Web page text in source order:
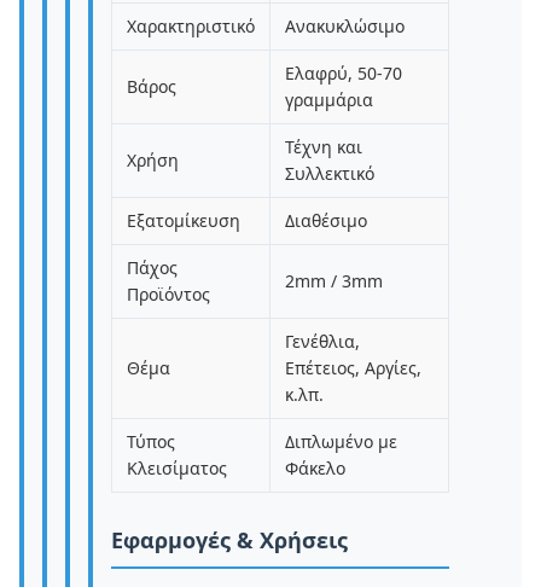
Χαρακτηριστικό Ανακυκλώσιμο
Βάρος
Ελαφρύ, 50-70
γραμμάρια
Χρήση
Τέχνη και
Συλλεκτικό
Εξατομίκευση Διαθέσιμο
Πάχος
Προϊόντος
2mm / 3mm
Θέμα
Γενέθλια,
Επέτειος, Αργίες,
κ.λπ.
Τύπος
Κλεισίματος
Διπλωμένο με
Φάκελο
Εφαρμογές & Χρήσεις